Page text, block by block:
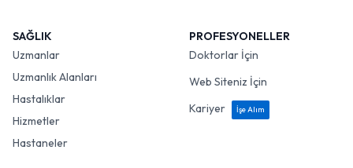
SAĞLIK
Uzmanlar
Uzmanlık Alanları
Hastalıklar
Hizmetler
Hastaneler
PROFESYONELLER
Doktorlar İçin
Web Siteniz İçin
Kariyer
İşe Alım